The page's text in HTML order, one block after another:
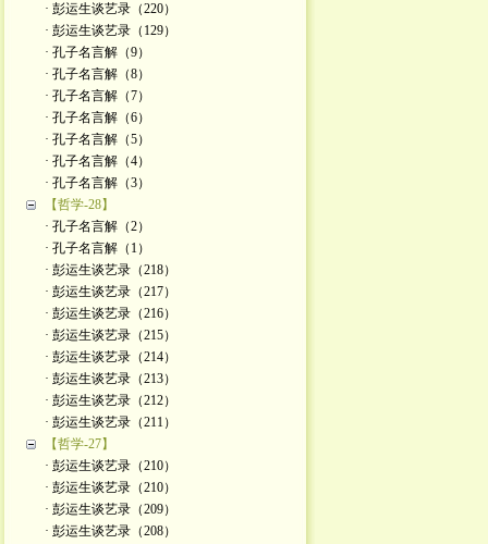
· 彭运生谈艺录（220）
· 彭运生谈艺录（129）
· 孔子名言解（9）
· 孔子名言解（8）
· 孔子名言解（7）
· 孔子名言解（6）
· 孔子名言解（5）
· 孔子名言解（4）
· 孔子名言解（3）
【哲学-28】
· 孔子名言解（2）
· 孔子名言解（1）
· 彭运生谈艺录（218）
· 彭运生谈艺录（217）
· 彭运生谈艺录（216）
· 彭运生谈艺录（215）
· 彭运生谈艺录（214）
· 彭运生谈艺录（213）
· 彭运生谈艺录（212）
· 彭运生谈艺录（211）
【哲学-27】
· 彭运生谈艺录（210）
· 彭运生谈艺录（210）
· 彭运生谈艺录（209）
· 彭运生谈艺录（208）